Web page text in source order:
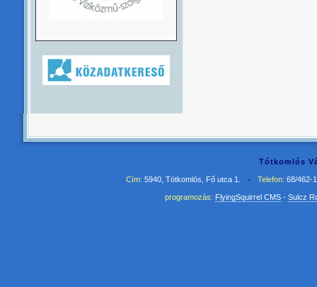
Tótkomlós
Cím: 5940, Tótkomlós, Fő utca 1. • Telefon: 68/462-
programozás: FlyingSquirrel CMS- Sulcz